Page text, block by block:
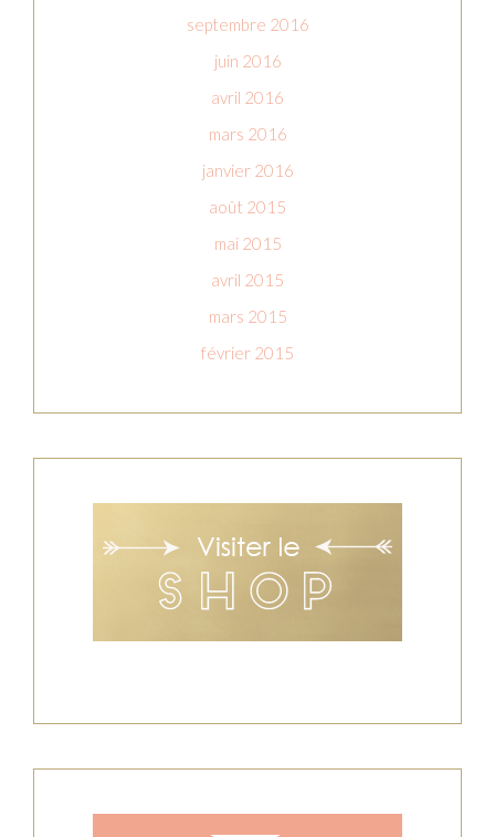
septembre 2016
juin 2016
avril 2016
mars 2016
janvier 2016
août 2015
mai 2015
avril 2015
mars 2015
février 2015